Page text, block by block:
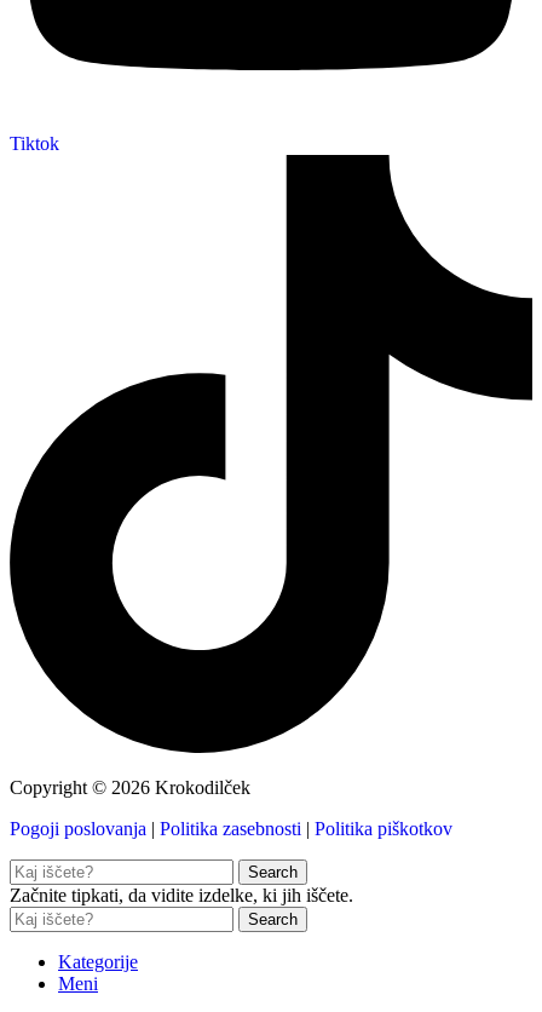
Tiktok
Copyright © 2026 Krokodilček
Pogoji poslovanja | Politika zasebnosti | Politika piškotkov
Search
Začnite tipkati, da vidite izdelke, ki jih iščete.
Search
Kategorije
Meni